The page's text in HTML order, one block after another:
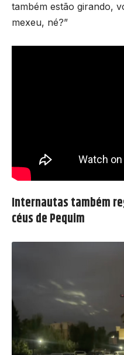
também estão girando,
mexeu, né?”
Internautas também
céus de Pequim